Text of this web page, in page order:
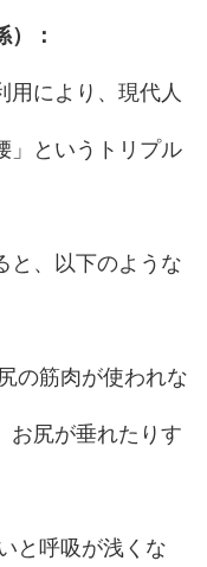
）：
用により、現代人
」というトリプル
と、以下のような
の筋肉が使われな
お尻が垂れたりす
と呼吸が浅くな